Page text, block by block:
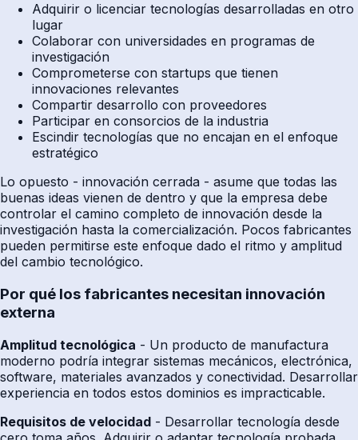
Adquirir o licenciar tecnologías desarrolladas en otro
lugar
Colaborar con universidades en programas de
investigación
Comprometerse con startups que tienen
innovaciones relevantes
Compartir desarrollo con proveedores
Participar en consorcios de la industria
Escindir tecnologías que no encajan en el enfoque
estratégico
Lo opuesto - innovación cerrada - asume que todas las
buenas ideas vienen de dentro y que la empresa debe
controlar el camino completo de innovación desde la
investigación hasta la comercialización. Pocos fabricantes
pueden permitirse este enfoque dado el ritmo y amplitud
del cambio tecnológico.
Por qué los fabricantes necesitan innovación
externa
Amplitud tecnológica - Un producto de manufactura
moderno podría integrar sistemas mecánicos, electrónica,
software, materiales avanzados y conectividad. Desarrollar
experiencia en todos estos dominios es impracticable.
Requisitos de velocidad - Desarrollar tecnología desde